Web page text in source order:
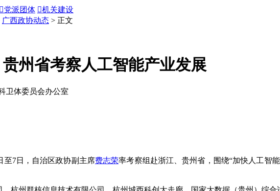
党派团体 机关建设
广西政协动态 > 正文
州省考察人工智能产业发展
卫体委员会办公室
7日，自治区政协副主席费志荣率考察组赴浙江、贵州省，围绕“加快人工智